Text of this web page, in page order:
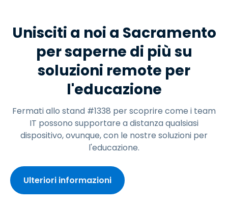
Unisciti a noi a Sacramento
per saperne di più su
soluzioni remote per
l'educazione
Fermati allo stand #1338 per scoprire come i team
IT possono supportare a distanza qualsiasi
dispositivo, ovunque, con le nostre soluzioni per
l'educazione.
Ulteriori informazioni